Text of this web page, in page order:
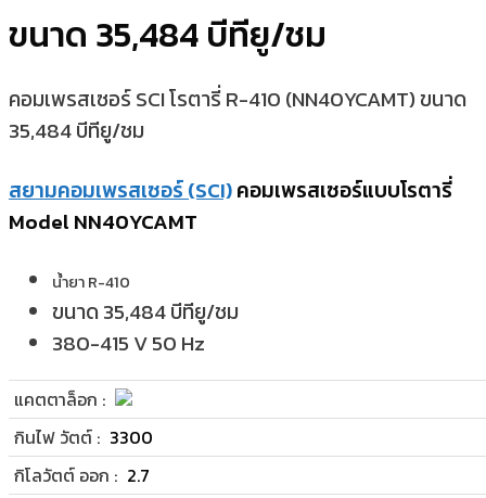
ขนาด 35,484 บีทียู/ชม
คอมเพรสเซอร์ SCI โรตารี่ R-410 (NN40YCAMT) ขนาด
35,484 บีทียู/ชม
สยามคอมเพรสเซอร์ (SCI)คอมเพรสเซอร์แบบโรตารี่
Model NN40YCAMT
น้ำยา R-410
ขนาด 35,484 บีทียู/ชม
380-415 V 50 Hz
แคตตาล็อก :
กินไฟ วัตต์ : 3300
กิโลวัตต์ ออก : 2.7